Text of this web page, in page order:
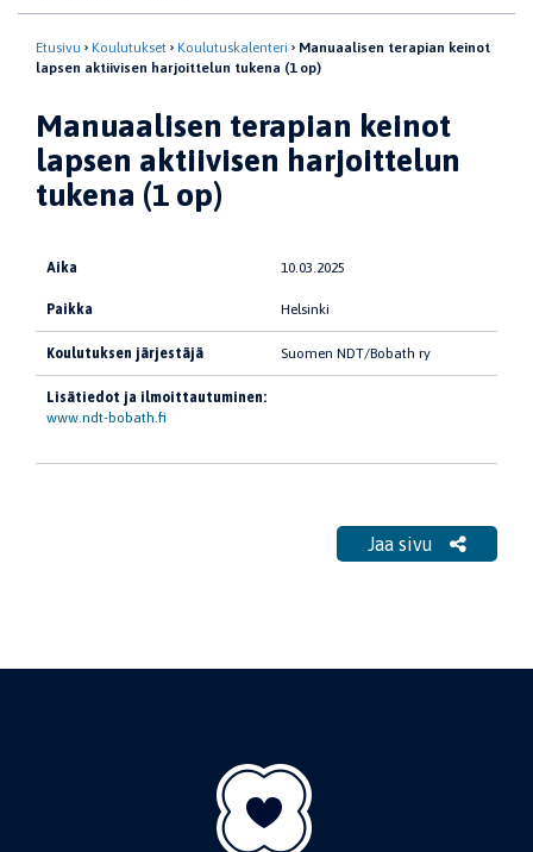
Etusivu Koulutukset Koulutuskalenteri
Manuaalisen terapian keinot
lapsen aktiivisen harjoittelun tukena (1 op)
Manuaalisen terapian keinot
lapsen aktiivisen harjoittelun
tukena (1 op)
Aika 10.03.2025
Paikka Helsinki
Koulutuksen järjestäjä Suomen NDT/Bobath ry
Lisätiedot ja ilmoittautuminen:
www.ndt-bobath.fi
Jaa sivu